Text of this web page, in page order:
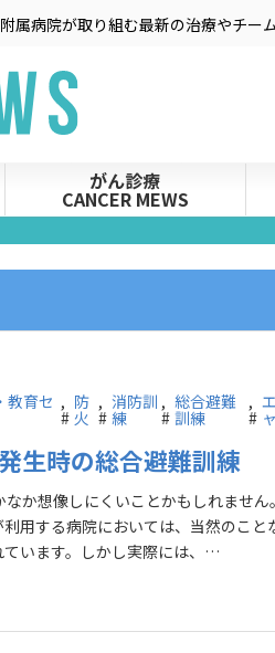
属病院が取り組む最新の治療やチー
がん診療
CANCER MEWS
教育セ ,
#
防
火
,
#
消防訓
練
,
#
総合避難
訓練
,
#
生時の総合避難訓練
なか想像しにくいことかもしれませ
用する病院においては、当然のこと
います。しかし実際には、…